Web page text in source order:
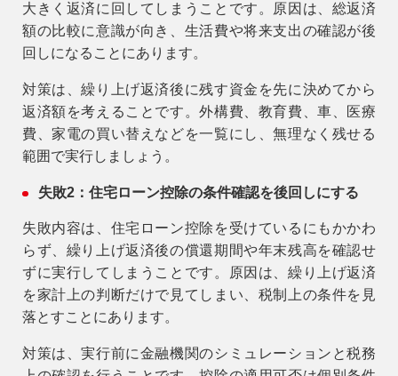
大きく返済に回してしまうことです。原因は、総返済
額の比較に意識が向き、生活費や将来支出の確認が後
回しになることにあります。
対策は、繰り上げ返済後に残す資金を先に決めてから
返済額を考えることです。外構費、教育費、車、医療
費、家電の買い替えなどを一覧にし、無理なく残せる
範囲で実行しましょう。
失敗2：住宅ローン控除の条件確認を後回しにする
失敗内容は、住宅ローン控除を受けているにもかかわ
らず、繰り上げ返済後の償還期間や年末残高を確認せ
ずに実行してしまうことです。原因は、繰り上げ返済
を家計上の判断だけで見てしまい、税制上の条件を見
落とすことにあります。
対策は、実行前に金融機関のシミュレーションと税務